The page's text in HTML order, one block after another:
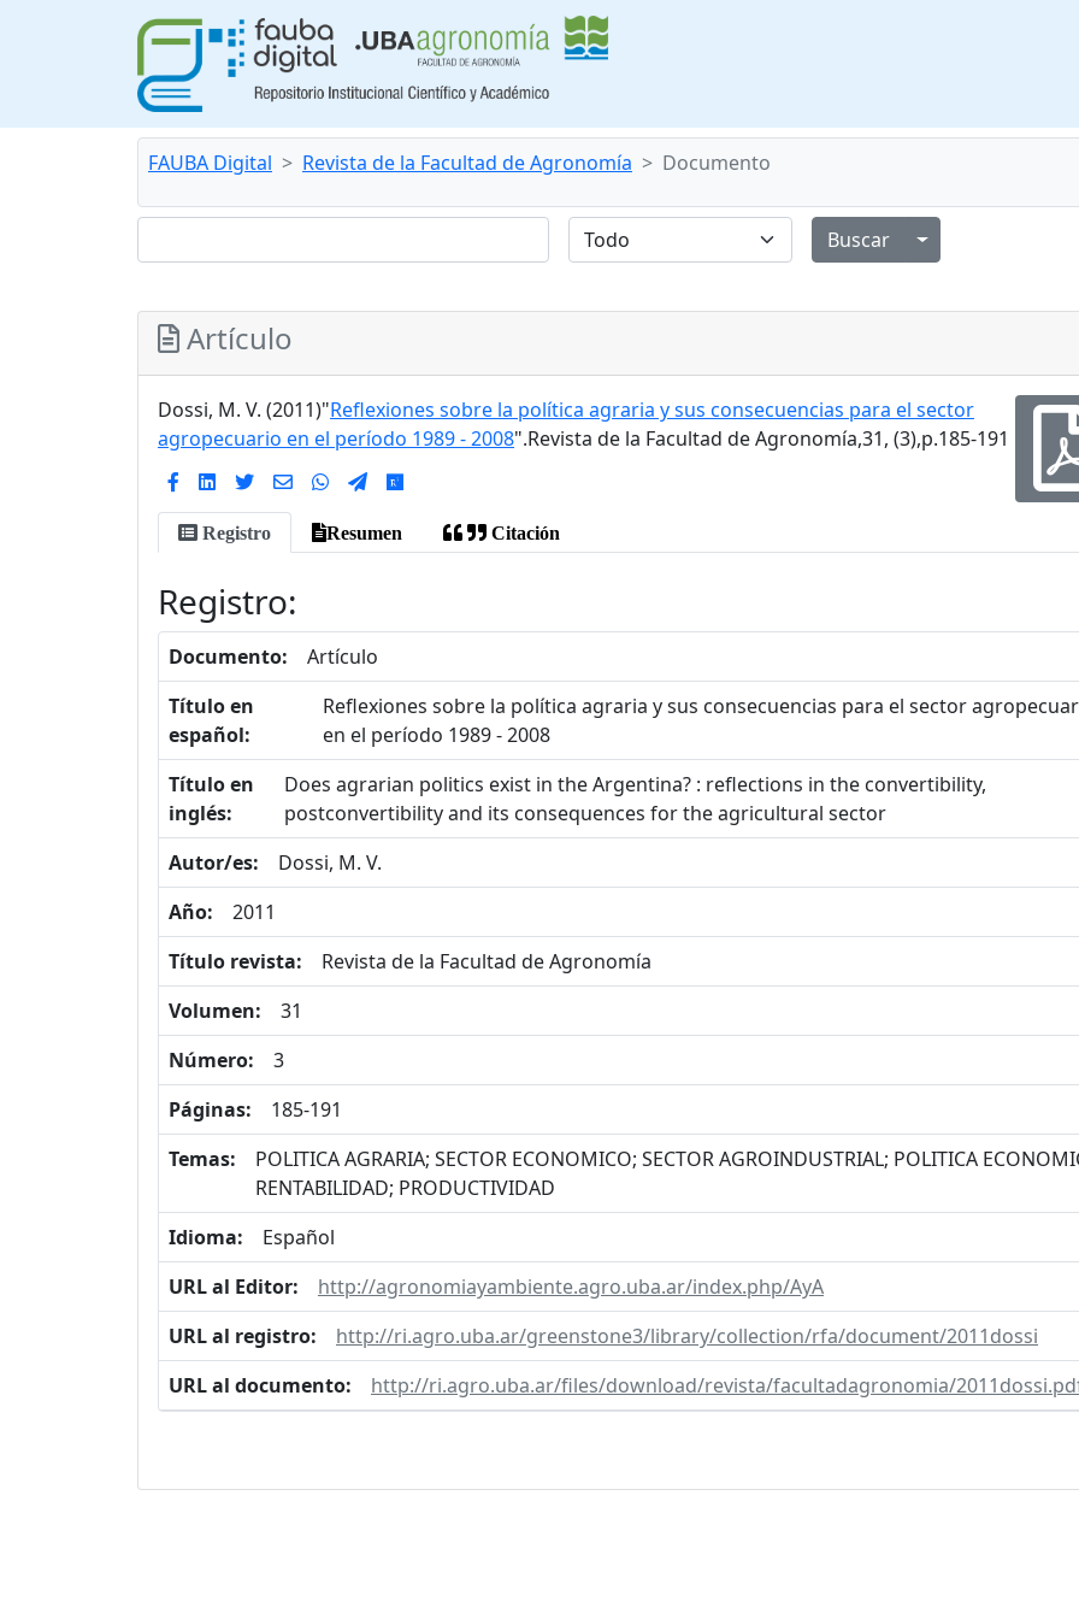
FAUBA Digital Revista de la Facultad de Agronomía Documento
Alternar menú
Artículo
Dossi, M. V. (2011)"Reflexiones sobre la política agraria y sus consecuencias para el sector
agropecuario en el período 1989 - 2008".Revista de la Facultad de Agronomía,31, (3),p.185-191
Registro Resumen Citación
Registro:
Documento:
Artículo
Título en
español:
Reflexiones sobre la política agraria y sus consecuencias para el sector
en el período 1989 - 2008
Título en
inglés:
Does agrarian politics exist in the Argentina? : reflections in the convertibility,
postconvertibility and its consequences for the agricultural sector
Autor/es:
Dossi, M. V.
Año:
2011
Título revista:
Revista de la Facultad de Agronomía
Volumen:
31
Número:
3
Páginas:
185-191
Temas:
POLITICA AGRARIA; SECTOR ECONOMICO; SECTOR AGROINDUSTRIAL; POLITICA
RENTABILIDAD; PRODUCTIVIDAD
Idioma:
Español
URL al Editor:
http://agronomiayambiente.agro.uba.ar/index.php/AyA
URL al registro:
http://ri.agro.uba.ar/greenstone3/library/collection/rfa/document/2011dossi
URL al documento:
http://ri.agro.uba.ar/files/download/revista/facultadagronomia/